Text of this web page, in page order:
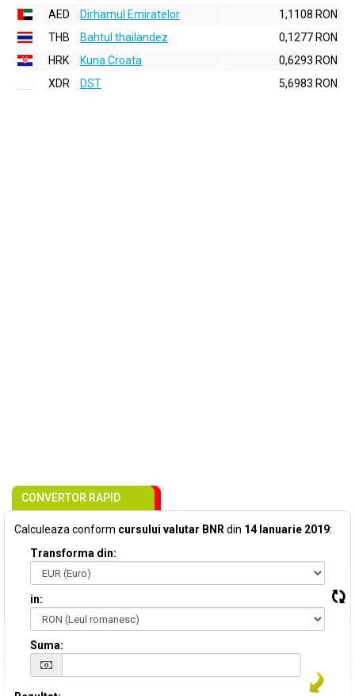
AED
Dirhamul Emiratelor
1,1108 RON
THB
Bahtul thailandez
0,1277 RON
HRK
Kuna Croata
0,6293 RON
XDR
DST 5,6983 RON
CONVERTOR RAPID
Calculeaza conform cursului valutar BNR din 14 Ianuarie 2019:
Transforma din:
in:
Suma: